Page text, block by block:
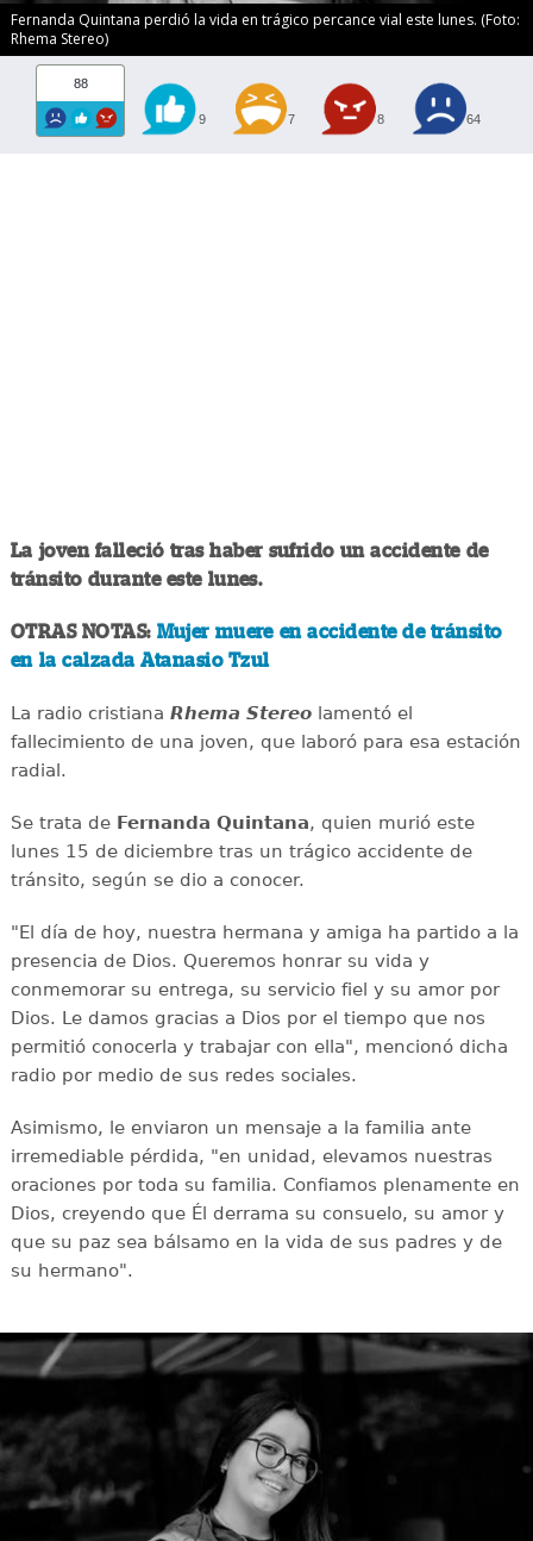
Fernanda Quintana perdió la vida en trágico percance vial este lunes. (Foto:
Rhema Stereo)
88
9 7 8 64
La joven falleció tras haber sufrido un accidente de
tránsito durante este lunes.
OTRAS NOTAS: Mujer muere en accidente de tránsito
en la calzada Atanasio Tzul
La radio cristiana Rhema Stereolamentó el
fallecimiento de una joven, que laboró para esa estación
radial.
Se trata de Fernanda Quintana, quien murió este
lunes 15 de diciembre tras un trágico accidente de
tránsito, según se dio a conocer.
"El día de hoy, nuestra hermana y amiga ha partido a la
presencia de Dios. Queremos honrar su vida y
conmemorar su entrega, su servicio fiel y su amor por
Dios. Le damos gracias a Dios por el tiempo que nos
permitió conocerla y trabajar con ella", mencionó dicha
radio por medio de sus redes sociales.
Asimismo, le enviaron un mensaje a la familia ante
irremediable pérdida, "en unidad, elevamos nuestras
oraciones por toda su familia. Confiamos plenamente en
Dios, creyendo que Él derrama su consuelo, su amor y
que su paz sea bálsamo en la vida de sus padres y de
su hermano".